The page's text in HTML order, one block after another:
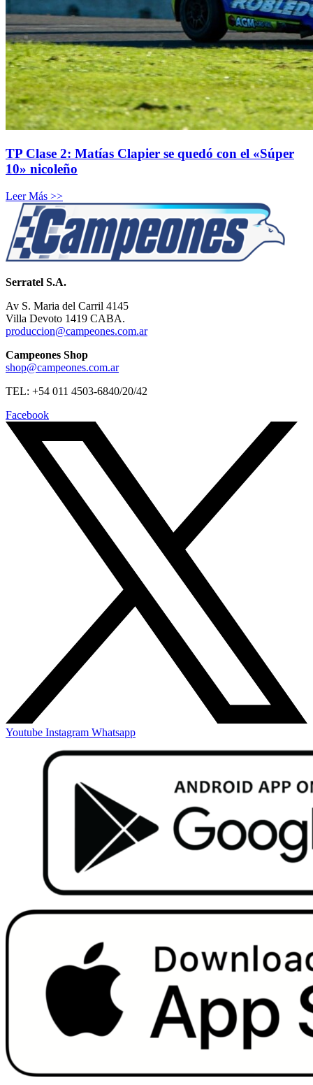
TP Clase 2: Matías Clapier se quedó con el «Súper
10» nicoleño
Leer Más >>
Serratel S.A.
Av S. Maria del Carril 4145
Villa Devoto 1419 CABA.
produccion@campeones.com.ar
Campeones Shop
shop@campeones.com.ar
TEL: +54 011 4503-6840/20/42
Facebook
Youtube Instagram Whatsapp